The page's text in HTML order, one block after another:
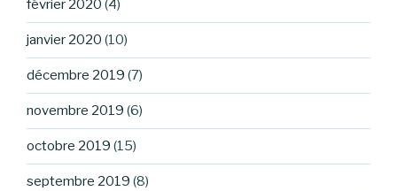
février 2020 (4)
janvier 2020 (10)
décembre 2019 (7)
novembre 2019 (6)
octobre 2019 (15)
septembre 2019 (8)